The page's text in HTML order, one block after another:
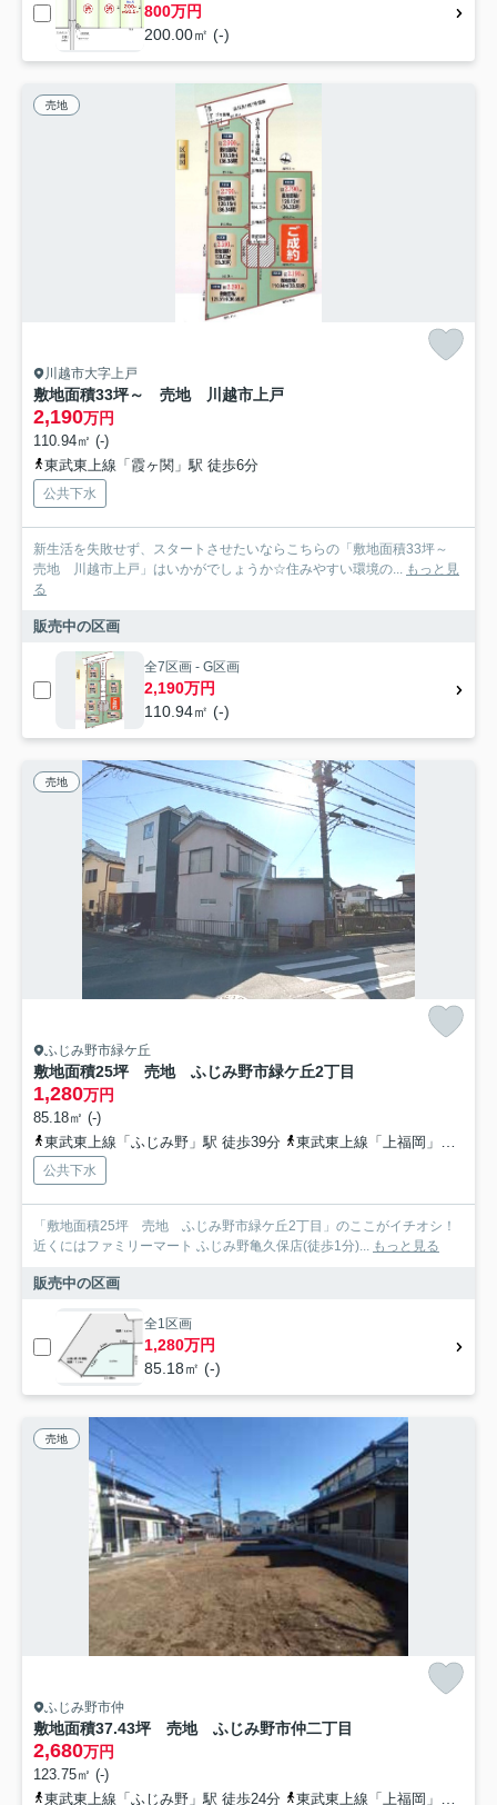
800万円
200.00㎡ (-)
売地
川越市大字上戸
敷地面積33坪～ 売地 川越市上戸
2,190万円
110.94㎡ (-)
東武東上線「霞ヶ関」駅 徒歩6分
公共下水
新生活を失敗せず、スタートさせたいならこちらの「敷地面積33坪～
売地 川越市上戸」はいかがでしょうか☆住みやすい環境の... もっと見
る
販売中の区画
全7区画 - G区画
2,190万円
110.94㎡ (-)
売地
ふじみ野市緑ケ丘
敷地面積25坪 売地 ふじみ野市緑ケ丘2丁目
1,280万円
85.18㎡ (-)
東武東上線「ふじみ野」駅 徒歩39分
東武東上線「上福岡」駅 徒歩30分
公共下水
「敷地面積25坪 売地 ふじみ野市緑ケ丘2丁目」のここがイチオシ！
近くにはファミリーマート ふじみ野亀久保店(徒歩1分)... もっと見る
販売中の区画
全1区画
1,280万円
85.18㎡ (-)
売地
ふじみ野市仲
敷地面積37.43坪 売地 ふじみ野市仲二丁目
2,680万円
123.75㎡ (-)
東武東上線「ふじみ野」駅 徒歩24分
東武東上線「上福岡」駅 徒歩28分